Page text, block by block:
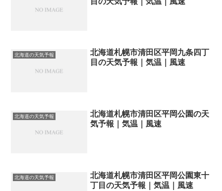
北海道の天気予報
北海道札幌市清田区平岡九条四丁
目の天気予報｜気温｜風速
北海道の天気予報
北海道札幌市清田区平岡公園の天
気予報｜気温｜風速
北海道の天気予報
北海道札幌市清田区平岡公園東十
丁目の天気予報｜気温｜風速